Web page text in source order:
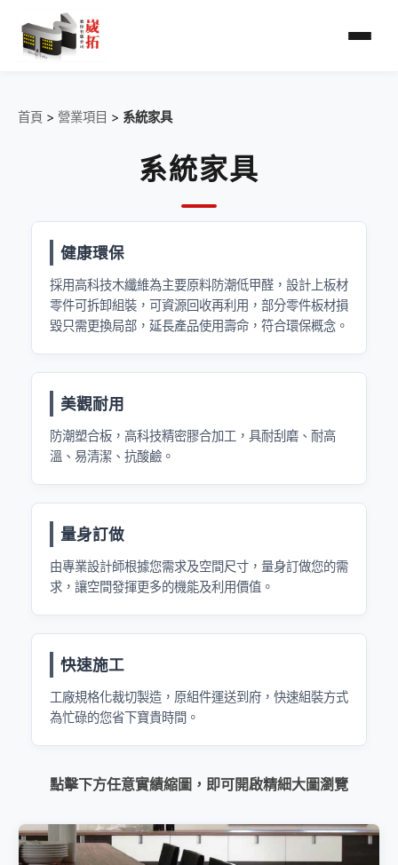
最新消息
聯絡我們
首頁 > 營業項目 > 系統家具
系統家具
健康環保
採用高科技木纖維為主要原料防潮低甲醛，設計上板材
零件可拆卸組裝，可資源回收再利用，部分零件板材損
毀只需更換局部，延長產品使用壽命，符合環保概念。
美觀耐用
防潮塑合板，高科技精密膠合加工，具耐刮磨、耐高
溫、易清潔、抗酸鹼。
量身訂做
由專業設計師根據您需求及空間尺寸，量身訂做您的需
求，讓空間發揮更多的機能及利用價值。
快速施工
工廠規格化裁切製造，原組件運送到府，快速組裝方式
為忙碌的您省下寶貴時間。
點擊下方任意實績縮圖，即可開啟精細大圖瀏覽